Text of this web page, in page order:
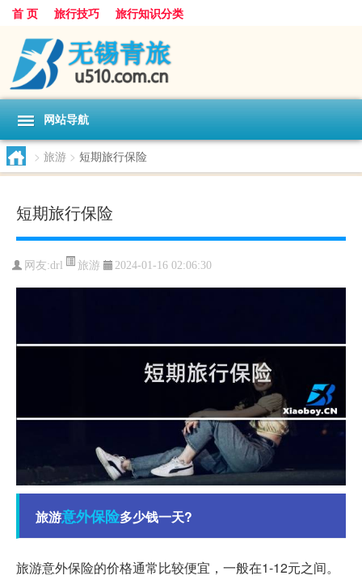
首 页 旅行技巧 旅行知识分类
网站导航
> 旅游 > 短期旅行保险
短期旅行保险
网友:drl 旅游 2024-01-16 02:06:30
旅游意外保险多少钱一天?
旅游意外保险的价格通常比较便宜，一般在1-12元之间。